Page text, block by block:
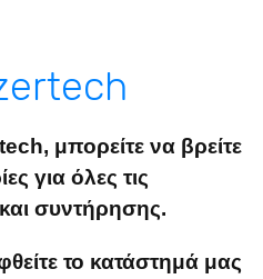
, μπορείτε να βρείτε
για όλες τις
συντήρησης.
το κατάστημά μας